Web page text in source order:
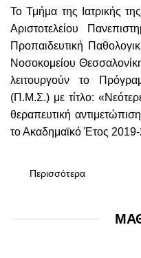
Το Τμήμα της Ιατρικής
Αριστοτελείου
Προπαιδευτική
Νοσοκομείου
λειτουργούν το
(Π.Μ.Σ.) με τίτλο:
θεραπευτική
το Ακαδημαϊκό Έτος
Περισσότερα